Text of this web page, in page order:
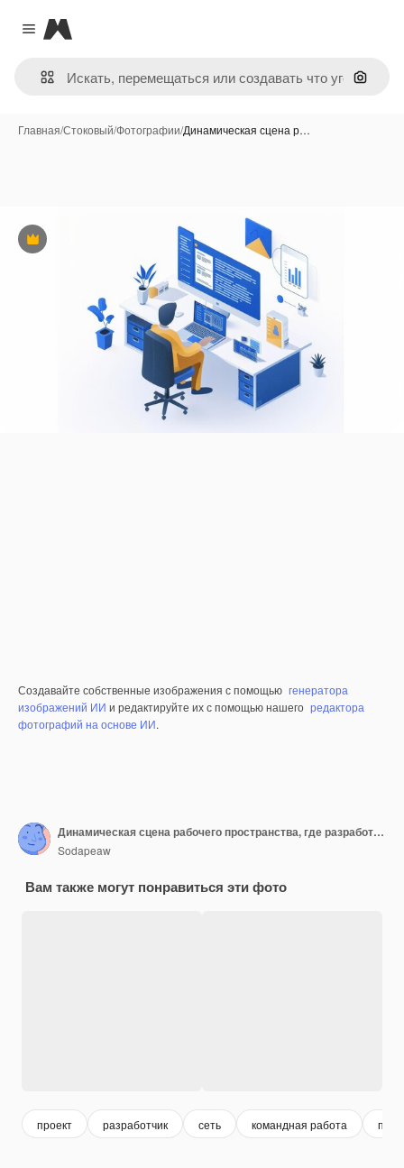
Close menu
Magnific
Поиск
Главная/Стоковый/Фотографии/Динамическая сцена р…
Премиум
Создавайте собственные изображения с помощью генератора
изображений ИИ и редактируйте их с помощью нашего редактора
фотографий на основе ИИ.
Динамическая сцена рабочего пространства, где разработчик использует ноутбук для подключения к удаленным членам команды sharin
Sodapeaw
Вам также могут понравиться эти фото
проект разработчик сеть командная работа